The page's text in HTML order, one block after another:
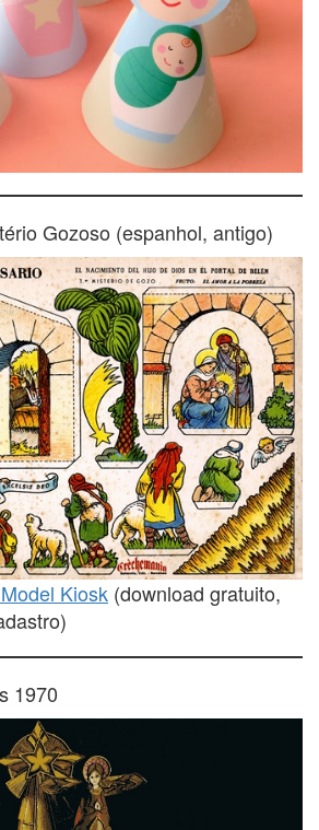
Gozoso (espanhol, antigo)
Kiosk (download gratuito,
1970